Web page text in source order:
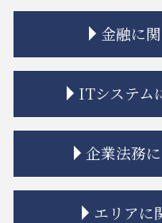
相続放棄 デメリッ
相続 再婚
相続 相談
公正証書遺言 もめ
相続放棄とは
相続 特別受益
相続 プラスの財産
共有名義 不動産 売
不動産建築トラブ
相隣関係 項目
市街地再開発 問題
市街地再開発 借家
トラブル 問題
立ち退き 拒否
金融に
金融 ネットとは
金融商品 分類
金融商品 勧誘 違法
金融商品 安全性
金融商品 クーリン
ITシステム
itシステム リスク
誹謗中傷 弁護士
システム開発 納期
企業法務
企業法務 相談
エリアに